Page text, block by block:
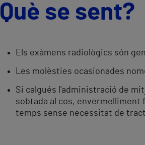
Què se sent?
Els exàmens radiològics són
Les molèsties ocasionades
Si calgués l'administració de
sobtada al cos, envermelliment
temps sense necessitat de